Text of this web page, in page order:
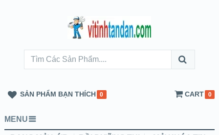
SẢN PHẨM BẠN THÍCH 0 CART 0
MENU